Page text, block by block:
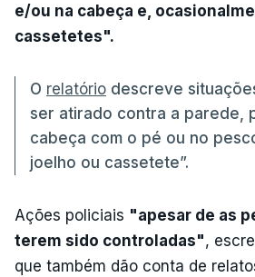
e/ou na cabeça e,
cassetetes".
O relatório descreve
ser atirado contra a parede,
cabeça com o pé ou no
joelho ou cassetete”.
Ações policiais "apesar de as
terem sido controladas",
que também dão conta de